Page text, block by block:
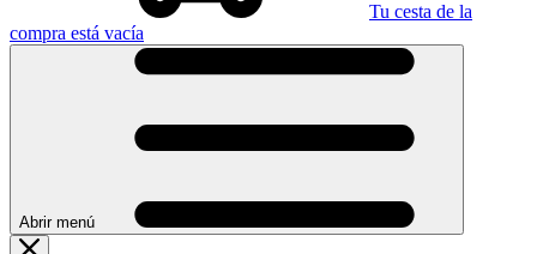
Tu cesta de la
compra está vacía
Abrir menú